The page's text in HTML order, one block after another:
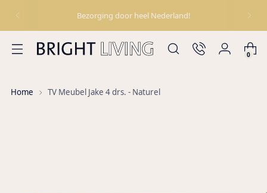
Bezorging door heel Nederland!
0
Home TV Meubel Jake 4 drs. - Naturel